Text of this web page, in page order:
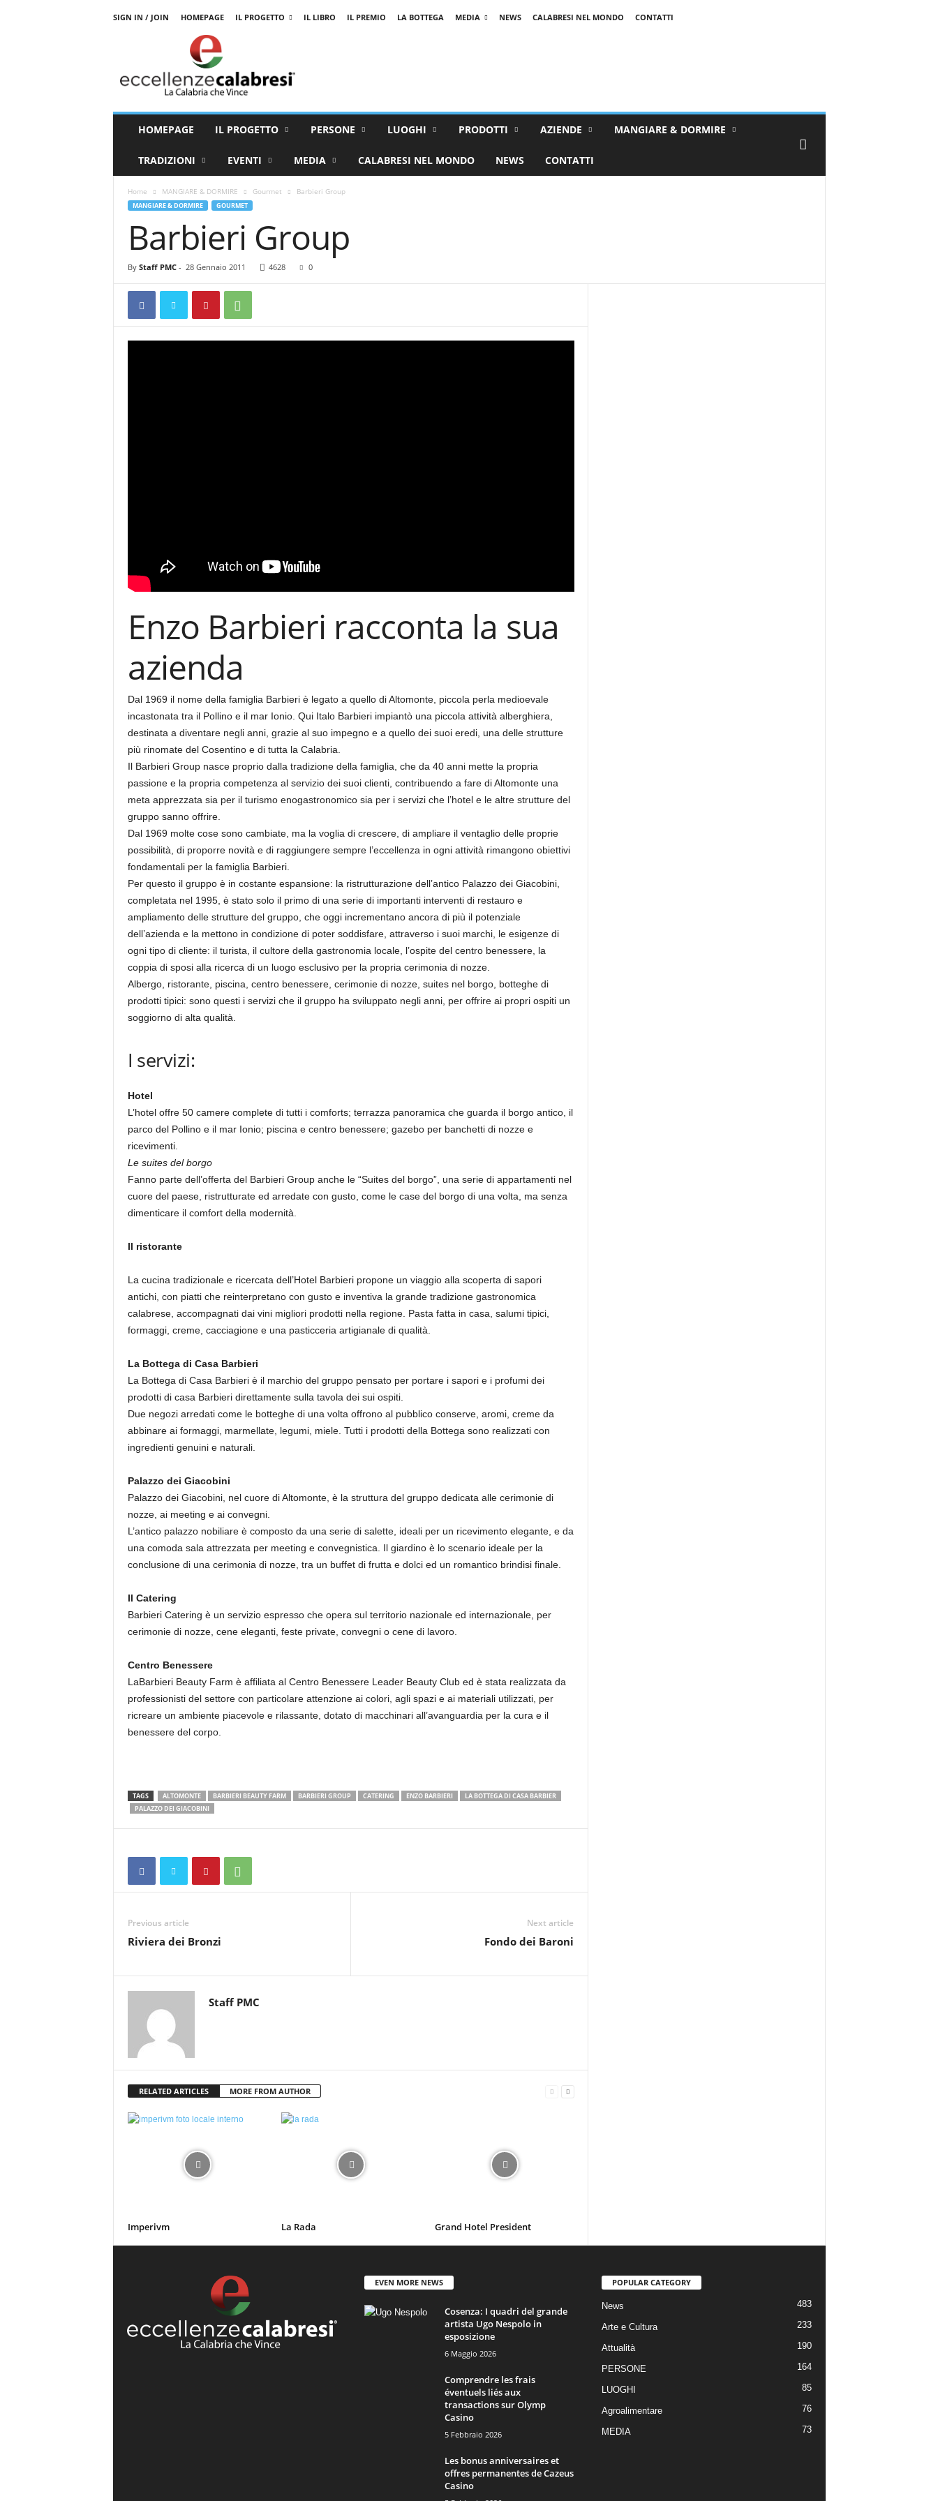
SIGN IN / JOIN HOMEPAGE IL PROGETTO IL LIBRO IL PREMIO LA BOTTEGA MEDIA NEWS CALABRESI NEL MONDO
CONTATTI
s
HOMEPAGE IL PROGETTO PERSONE LUOGHI PRODOTTI AZIENDE MANGIARE & DORMIRE
TRADIZIONI EVENTI MEDIA CALABRESI NEL MONDO NEWS CONTATTI
Home MANGIARE & DORMIRE Gourmet Barbieri Group
MANGIARE & DORMIRE GOURMET
Barbieri Group
By Staff PMC- 28 Gennaio 2011 4628 0
Enzo Barbieri racconta la sua
azienda
Dal 1969 il nome della famiglia Barbieri è legato a quello di Altomonte, piccola perla medioevale
incastonata tra il Pollino e il mar Ionio. Qui Italo Barbieri impiantò una piccola attività alberghiera,
destinata a diventare negli anni, grazie al suo impegno e a quello dei suoi eredi, una delle strutture
più rinomate del Cosentino e di tutta la Calabria.
Il Barbieri Group nasce proprio dalla tradizione della famiglia, che da 40 anni mette la propria
passione e la propria competenza al servizio dei suoi clienti, contribuendo a fare di Altomonte una
meta apprezzata sia per il turismo enogastronomico sia per i servizi che l’hotel e le altre strutture del
gruppo sanno offrire.
Dal 1969 molte cose sono cambiate, ma la voglia di crescere, di ampliare il ventaglio delle proprie
possibilità, di proporre novità e di raggiungere sempre l’eccellenza in ogni attività rimangono obiettivi
fondamentali per la famiglia Barbieri.
Per questo il gruppo è in costante espansione: la ristrutturazione dell’antico Palazzo dei Giacobini,
completata nel 1995, è stato solo il primo di una serie di importanti interventi di restauro e
ampliamento delle strutture del gruppo, che oggi incrementano ancora di più il potenziale
dell’azienda e la mettono in condizione di poter soddisfare, attraverso i suoi marchi, le esigenze di
ogni tipo di cliente: il turista, il cultore della gastronomia locale, l’ospite del centro benessere, la
coppia di sposi alla ricerca di un luogo esclusivo per la propria cerimonia di nozze.
Albergo, ristorante, piscina, centro benessere, cerimonie di nozze, suites nel borgo, botteghe di
prodotti tipici: sono questi i servizi che il gruppo ha sviluppato negli anni, per offrire ai propri ospiti un
soggiorno di alta qualità.
I servizi:
Hotel
L’hotel offre 50 camere complete di tutti i comforts; terrazza panoramica che guarda il borgo antico, il
parco del Pollino e il mar Ionio; piscina e centro benessere; gazebo per banchetti di nozze e
ricevimenti.
Le suites del borgo
Fanno parte dell’offerta del Barbieri Group anche le “Suites del borgo”, una serie di appartamenti nel
cuore del paese, ristrutturate ed arredate con gusto, come le case del borgo di una volta, ma senza
dimenticare il comfort della modernità.
Il ristorante
La cucina tradizionale e ricercata dell’Hotel Barbieri propone un viaggio alla scoperta di sapori
antichi, con piatti che reinterpretano con gusto e inventiva la grande tradizione gastronomica
calabrese, accompagnati dai vini migliori prodotti nella regione. Pasta fatta in casa, salumi tipici,
formaggi, creme, cacciagione e una pasticceria artigianale di qualità.
La Bottega di Casa Barbieri
La Bottega di Casa Barbieri è il marchio del gruppo pensato per portare i sapori e i profumi dei
prodotti di casa Barbieri direttamente sulla tavola dei sui ospiti.
Due negozi arredati come le botteghe di una volta offrono al pubblico conserve, aromi, creme da
abbinare ai formaggi, marmellate, legumi, miele. Tutti i prodotti della Bottega sono realizzati con
ingredienti genuini e naturali.
Palazzo dei Giacobini
Palazzo dei Giacobini, nel cuore di Altomonte, è la struttura del gruppo dedicata alle cerimonie di
nozze, ai meeting e ai convegni.
L’antico palazzo nobiliare è composto da una serie di salette, ideali per un ricevimento elegante, e da
una comoda sala attrezzata per meeting e convegnistica. Il giardino è lo scenario ideale per la
conclusione di una cerimonia di nozze, tra un buffet di frutta e dolci ed un romantico brindisi finale.
Il Catering
Barbieri Catering è un servizio espresso che opera sul territorio nazionale ed internazionale, per
cerimonie di nozze, cene eleganti, feste private, convegni o cene di lavoro.
Centro Benessere
LaBarbieri Beauty Farm è affiliata al Centro Benessere Leader Beauty Club ed è stata realizzata da
professionisti del settore con particolare attenzione ai colori, agli spazi e ai materiali utilizzati, per
ricreare un ambiente piacevole e rilassante, dotato di macchinari all’avanguardia per la cura e il
benessere del corpo.
TAGS ALTOMONTE BARBIERI BEAUTY FARM BARBIERI GROUP CATERING ENZO BARBIERI
LA BOTTEGA DI CASA BARBIER
PALAZZO DEI GIACOBINI
Previous article
Riviera dei Bronzi
Next article
Fondo dei Baroni
Staff PMC
RELATED ARTICLES MORE FROM AUTHOR
Imperivm La Rada Grand Hotel President
EVEN MORE NEWS
Cosenza: I quadri del grande
artista Ugo Nespolo in
esposizione
6 Maggio 2026
Comprendre les frais
éventuels liés aux
transactions sur Olymp
Casino
5 Febbraio 2026
Les bonus anniversaires et
offres permanentes de Cazeus
Casino
POPULAR CATEGORY
News 483
Arte e Cultura 233
Attualità 190
PERSONE 164
LUOGHI 85
Agroalimentare 76
MEDIA 73